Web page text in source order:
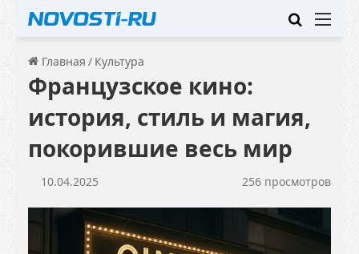
Искать
Главная / Культура
Французское кино:
история, стиль и магия,
покорившие весь мир
10.04.2025 256 просмотров